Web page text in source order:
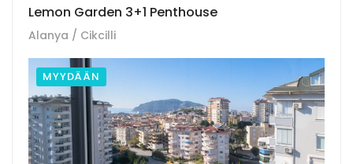
Lemon Garden 3+1 Penthouse
Alanya / Cikcilli
MYYDÄÄN